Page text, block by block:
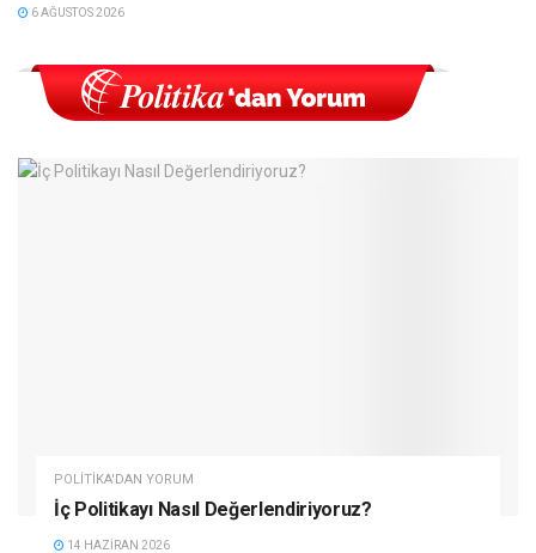
6 AĞUSTOS 2026
POLITIKA'DAN YORUM
İç Politikayı Nasıl Değerlendiriyoruz?
14 HAZIRAN 2026